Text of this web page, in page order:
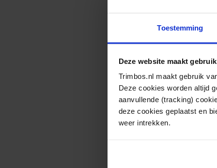
Toestemming
Deze website maakt
Trimbos.nl maakt gebruik
Deze cookies worden altijd
aanvullende (tracking)
deze cookies geplaatst en
weer intrekken.